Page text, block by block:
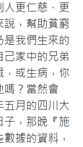
人更仁慈、更
說，幫助貧窮
是我們生來的
家中的兄弟
，或生病，你
嗎？當然會
月的四川大
子，那晚『施
據的資料，